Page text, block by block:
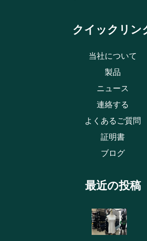
クイックリン
当社について
製品
ニュース
連絡する
よくあるご質問
証明書
ブログ
最近の投稿